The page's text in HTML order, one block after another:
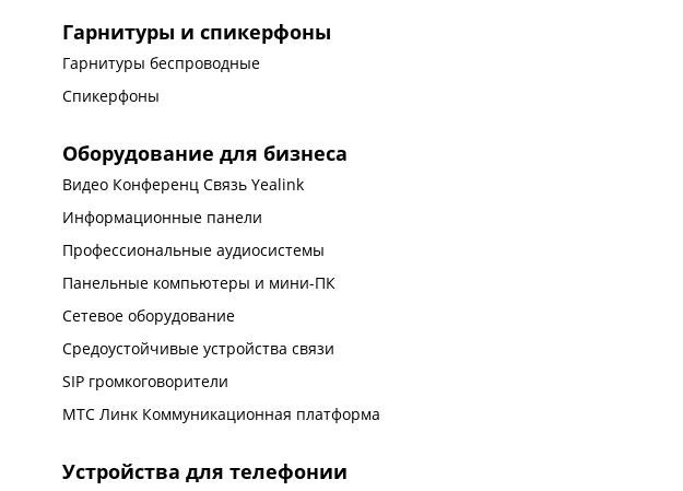
Гарнитуры и спикерфоны
Гарнитуры беспроводные
Спикерфоны
Оборудование для бизнеса
Видео Конференц Связь Yealink
Информационные панели
Профессиональные аудиосистемы
Панельные компьютеры и мини-ПК
Сетевое оборудование
Средоустойчивые устройства связи
SIP громкоговорители
МТС Линк Коммуникационная платформа
Устройства для телефонии